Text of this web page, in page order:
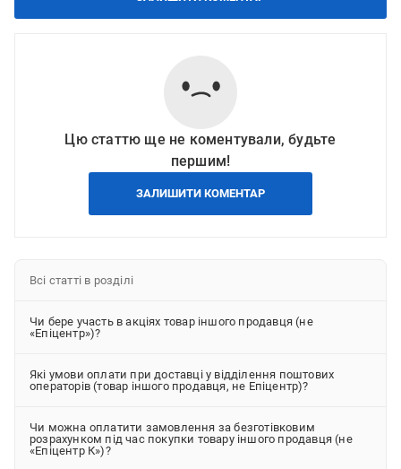
Цю статтю ще не коментували, будьте
першим!
ЗАЛИШИТИ КОМЕНТАР
Всі статті в розділі
Чи бере участь в акціях товар іншого продавця (не
«Епіцентр»)?
Які умови оплати при доставці у відділення поштових
операторів (товар іншого продавця, не Епіцентр)?
Чи можна оплатити замовлення за безготівковим
розрахунком під час покупки товару іншого продавця (не
«Епіцентр К»)?